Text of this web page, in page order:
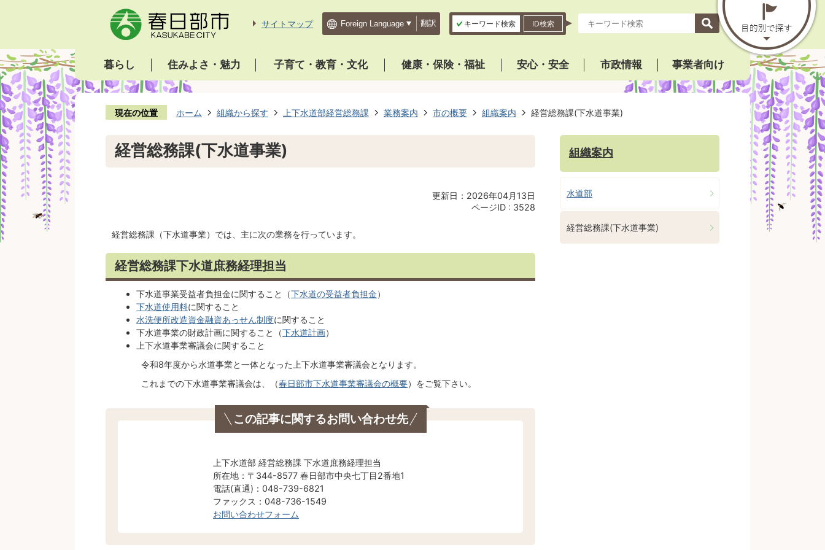
サイトマップ 翻訳 キーワード検索 ID検索
暮らし 住みよさ・魅力 子育て・教育・文化 健康・保険・福祉 安心・安全 市政情報 事業者向け
現在の位置 ホーム 組織から探す 上下水道部経営総務課 業務案内 市の概要 組織案内 経営総務課(下水道事業)
経営総務課(下水道事業)
更新日：2026年04月13日
ページID : 3528
経営総務課（下水道事業）では、主に次の業務を行っています。
経営総務課下水道庶務経理担当
下水道事業受益者負担金に関すること（下水道の受益者負担金）
下水道使用料に関すること
水洗便所改造資金融資あっせん制度に関すること
下水道事業の財政計画に関すること（下水道計画）
上下水道事業審議会に関すること
令和8年度から水道事業と一体となった上下水道事業審議会となります。
これまでの下水道事業審議会は、（春日部市下水道事業審議会の概要）をご覧下さい。
この記事に関するお問い合わせ先
上下水道部 経営総務課 下水道庶務経理担当
所在地：〒344-8577 春日部市中央七丁目2番地1
電話(直通)：048-739-6821
ファックス：048-736-1549
お問い合わせフォーム
組織案内
水道部
経営総務課(下水道事業)